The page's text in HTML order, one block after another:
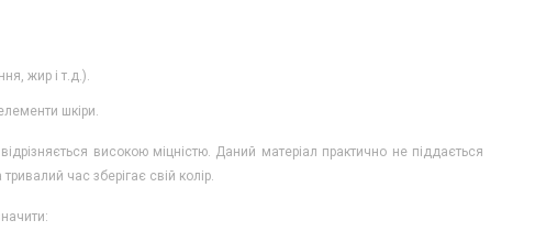
жир і т.д.).
шкіри.
високою міцністю. Даний матеріал практично не піддається
час зберігає свій колір.